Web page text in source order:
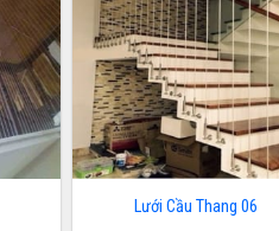
Lưới Cầu Thang 06